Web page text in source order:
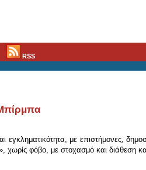
RSS
με επιστήμονες,
χωρίς φόβο, με στοχασμό και διάθεση